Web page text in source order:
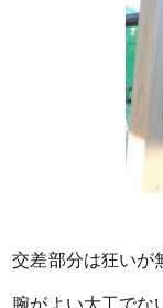
交差部分は狂いが
腕がよい大工でな